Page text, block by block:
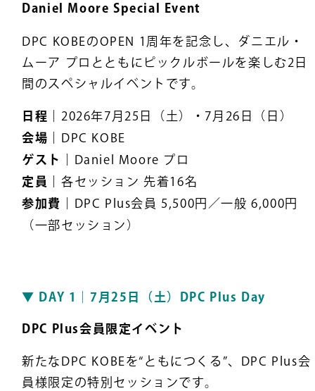
Daniel Moore Special Event
DPC KOBEのOPEN 1周年を記念し、ダニエル・
ムーア プロとともにピックルボールを楽しむ2日
間のスペシャルイベントです。
日程｜2026年7月25日（土）・7月26日（日）
会場｜ DPC KOBE
ゲスト｜ Daniel Moore プロ
定員｜各セッション 先着16名
参加費｜
DPC Plus会員 5,500円／一般 6,000円
（一部セッション）
▼ DAY 1｜7月25日（土）DPC Plus Day
DPC Plus会員限定イベント
新たなDPC KOBEを“ともにつくる”、DPC Plus会
員様限定の特別セッションです。